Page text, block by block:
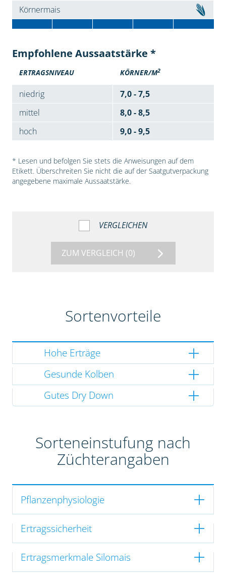
Körnermais
Empfohlene Aussaatstärke *
ERTRAGSNIVEAU KÖRNER/M2
niedrig
7,0 - 7,5
mittel
8,0 - 8,5
hoch
9,0 - 9,5
* Lesen und befolgen Sie stets die Anweisungen auf dem
Etikett. Überschreiten Sie nicht die auf der Saatgutverpackung
angegebene maximale Aussaatstärke.
VERGLEICHEN
ZUM VERGLEICH (0)
Sortenvorteile
Hohe Erträge
Gesunde Kolben
Gutes Dry Down
Sorteneinstufung nach
Züchterangaben
Pflanzenphysiologie
Ertragssicherheit
Ertragsmerkmale Silomais